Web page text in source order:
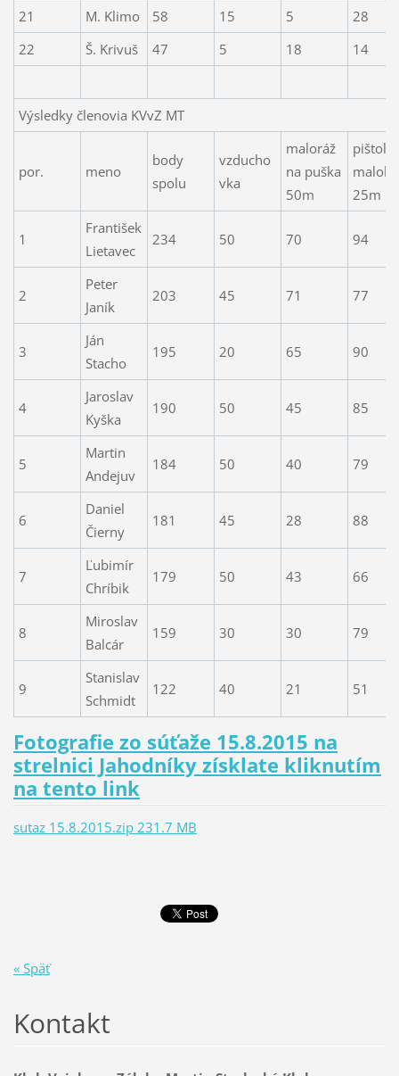
21
M. Klimo 58 15 5
28
22
Š. Krivuš 47 5 18 14
Výsledky členovia KVvZ MT
por. meno
body
spolu
vzducho
vka
maloráž
na puška
50m
pištoľ
25m
1
František
Lietavec
234 50 70 94
2
Peter
Janík
203 45 71 77
3
Ján
Stacho
195 20 65 90
4
Jaroslav
Kyška
190 50 45 85
5
Martin
Andejuv
184 50 40 79
6
Daniel
Čierny
181 45 28 88
7
Ľubimír
Chríbik
179 50 43 66
8
Miroslav
Balcár
159 30 30 79
9
Stanislav
Schmidt
122 40 21 51
Fotografie zo súťaže 15.8.2015 na
strelnici Jahodníky získlate kliknutím
na tento link
sutaz 15.8.2015.zip 231.7 MB
« Späť
Kontakt